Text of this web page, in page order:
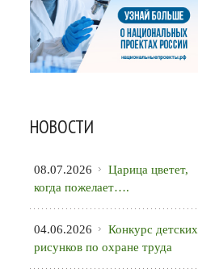
НОВОСТИ
08.07.2026
Царица цветет,
когда пожелает….
04.06.2026
Конкурс детских
рисунков по охране труда